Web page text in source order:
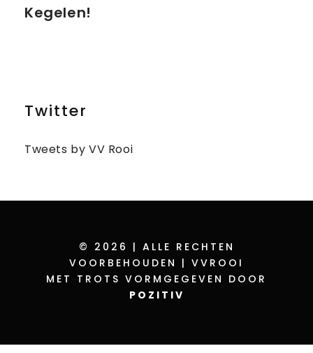
Kegelen!
Twitter
Tweets by VV Rooi
© 2026 | ALLE RECHTEN
VOORBEHOUDEN | VVROOI
MET TROTS VORMGEGEVEN DOOR
POZITIV